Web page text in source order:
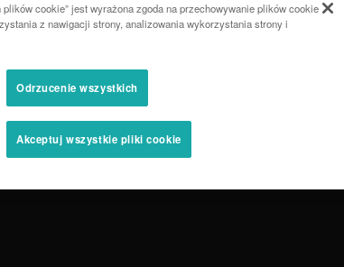
cookie” jest wyrażona zgoda na przechowywanie plików cookie
z nawigacji strony, analizowania wykorzystania strony i
Odrzucenie wszystkich
Akceptuj wszystkie pliki cookie